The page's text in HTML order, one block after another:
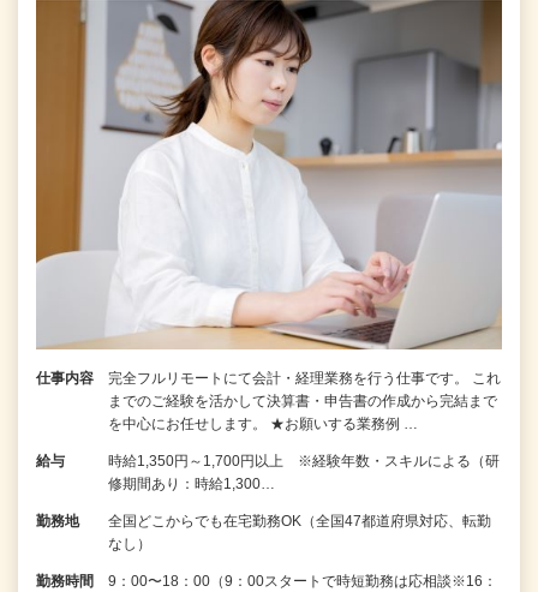
仕事内容
完全フルリモートにて会計・経理業務を行う仕事です。 これ
までのご経験を活かして決算書・申告書の作成から完結まで
を中⼼にお任せします。 ★お願いする業務例 …
給与
時給1,350円～1,700円以上 ※経験年数・スキルによる（研
修期間あり：時給1,300…
勤務地
全国どこからでも在宅勤務OK（全国47都道府県対応、転勤
なし）
勤務時間
9：00〜18：00（9：00スタートで時短勤務は応相談※16：